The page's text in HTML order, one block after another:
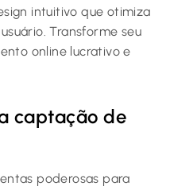
intuitivo que otimiza
Transforme seu
online lucrativo e
captação de
poderosas para